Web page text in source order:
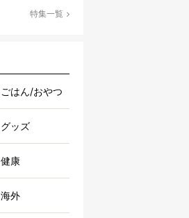
特集一覧
ごはん/おやつ
グッズ
健康
海外